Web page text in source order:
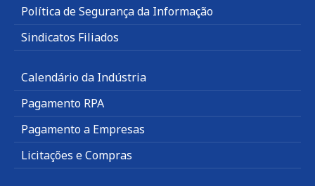
Política de Segurança da Informação
Sindicatos Filiados
Calendário da Indústria
Pagamento RPA
Pagamento a Empresas
Licitações e Compras